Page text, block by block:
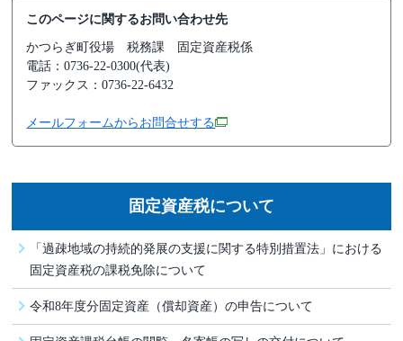
このページに関するお問い合わせ先
かつらぎ町役場税務課 固定資産税係
電話：0736-22-0300(代表)
ファックス：0736-22-6432
メールフォームからお問合せする
固定資産税について
「過疎地域の持続的発展の支援に関する特別措置法」における
固定資産税の課税免除について
令和8年度分固定資産（償却資産）の申告について